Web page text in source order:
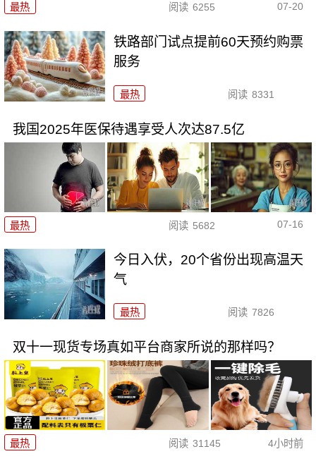
最热 阅读 6255 07-20
铁路部门试点提前60天预约购票
服务
最热 阅读 8331
我国2025年医保待遇享受人次达87.5亿
最热 阅读 5682 07-16
今日入伏，20个省份出现高温天
气
最热 阅读 7826
双十一现货专场真如平台商家所说的那样吗？
最热 阅读 31145 4小时前